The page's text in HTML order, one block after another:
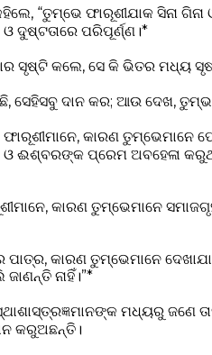
“ତୁମ୍ଭେ ଫାରୂଶୀଯାକ ସିନା
ଦୁଷ୍ଟତାରେ ପରିପୂର୍ଣ୍ଣ।*
ସୃଷ୍ଟି କଲେ, ସେ କି ଭିତର ମଧ୍ୟ
ଅଛି, ସେହିସବୁ ଦାନ କର; ଆଉ ଦେଖ,
କାରଣ ତୁମ୍ଭେମାନେ
ଓ ଈଶ୍ବରଙ୍କ ପ୍ରେମ ଅବହେଳା
କାରଣ ତୁମ୍ଭେମାନେ
କାରଣ ତୁମ୍ଭେମାନେ
ନାହିଁ।”*
ମଧ୍ୟରୁ ଜଣେ
କରୁଅଛନ୍ତି।